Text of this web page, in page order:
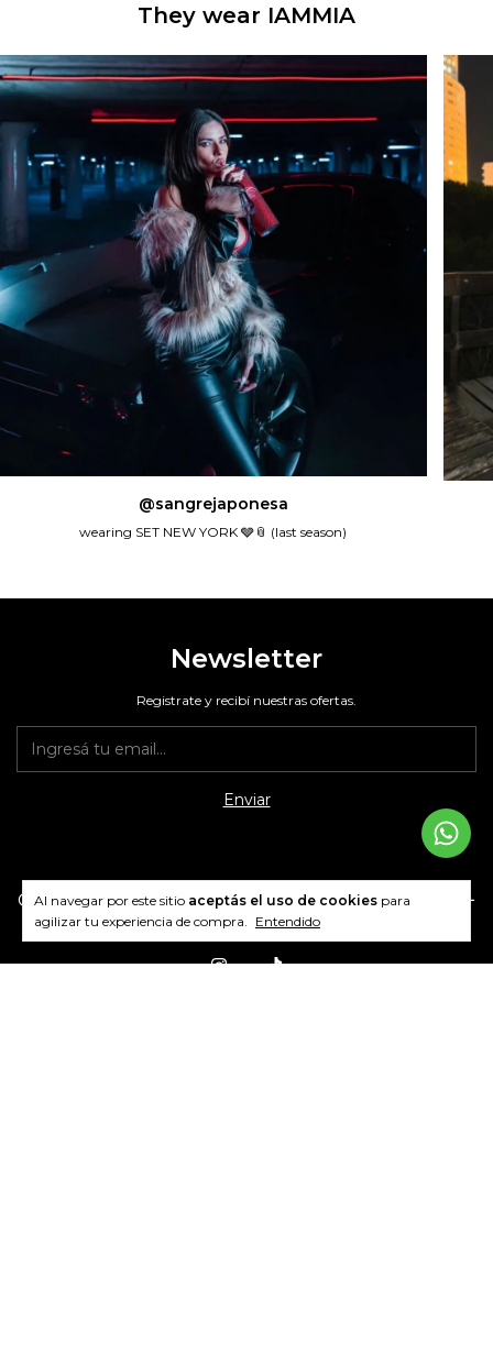
Al navegar por este sitio aceptás el uso de cookies para
agilizar tu experiencia de compra. Entendido
They wear IAMMIA
@sangrejaponesa
wearing SET NEW YORK 🩶📎 (last season)
Newsletter
Registrate y recibí nuestras ofertas.
Contactános